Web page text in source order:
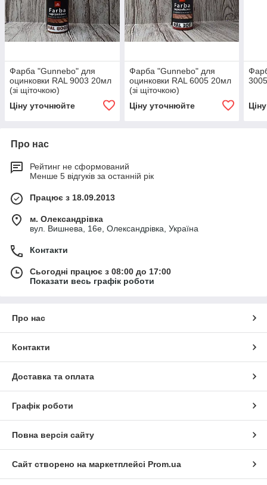
Фарба "Gunnebo" для
оцинковки RAL 9003 20мл
(зі щіточкою)
Ціну уточнюйте
Фарба "Gunnebo" для
оцинковки RAL 6005 20мл
(зі щіточкою)
Ціну уточнюйте
Про нас
Рейтинг не сформований
Менше 5 відгуків за останній рік
Працює з 18.09.2013
м. Олександрівка
вул. Вишнева, 16е, Олександрівка, Україна
Контакти
Сьогодні працює з 08:00 до 17:00
Показати весь графік роботи
Про нас
Контакти
Доставка та оплата
Графік роботи
Повна версія сайту
Сайт створено на маркетплейсі Prom.ua